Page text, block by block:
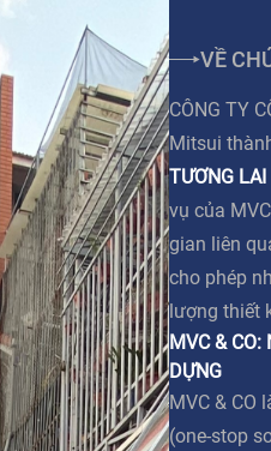
VỀ
CÔNG TY
Mitsui
TƯƠNG LAI
vụ của
gian liên
cho phép
lượng thiết
MVC & CO:
DỰNG
MVC & CO
(one-stop